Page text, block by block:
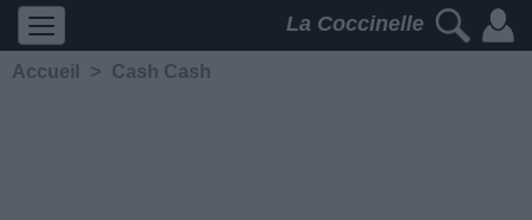
La Coccinelle
Accueil > Cash Cash